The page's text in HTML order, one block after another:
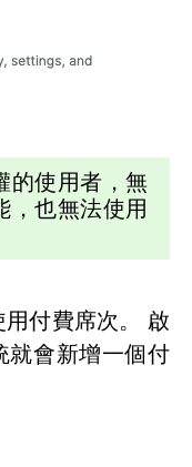
的使用者，無
，也無法使用
付費席次。 啟
就會新增一個付